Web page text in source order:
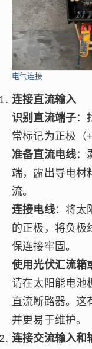
电气连接
连接直流输入
识别直流端子：
常标记为正极（
准备直流电线：
端，露出导电材
流。
连接电线：将太
的正极，将负极
保连接牢固。
使用光伏汇流箱
请在太阳能电池
直流断路器。这
并更易于维护。
连接交流输入和